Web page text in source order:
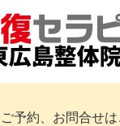
予約、お問合せは